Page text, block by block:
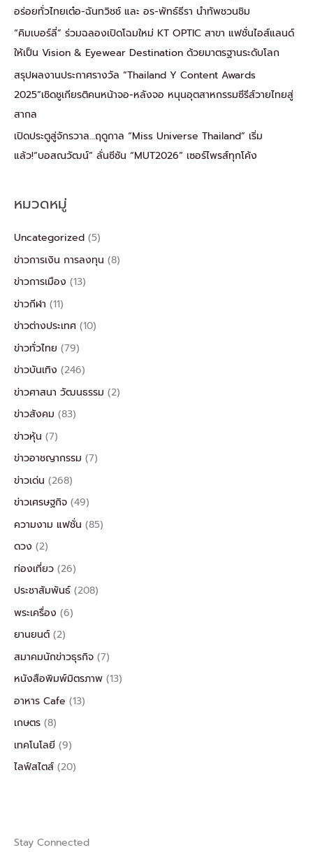
อร่อยทั่วไทยเต๋อ-ฉันทวิชช์ และ อร-พัทธ์ธีรา นำทัพชวนชิม
“คิมเบอร์ลี่” ร่วมฉลองเปิดโฉมใหม่ KT OPTIC สาขา แฟชั่นไอส์แลนด์
ให้เป็น Vision & Eyewear Destination ด้วยมาตรฐานระดับโลก
สรุปผลงานประกาศรางวัล “Thailand Y Content Awards
2025”เชิดชูเกียรติคนหน้าจอ-หลังจอ หนุนอุตสาหกรรมซีรีส์วายไทยสู่
สากล
เปิดประตูสู่จักรวาล…ฤดูกาล “Miss Universe Thailand” เริ่ม
แล้ว!“บอสณวัฒน์” ลั่นซีซัน “MUT2026” เซอร์ไพรส์ทุกโค้ง
หมวดหมู่
Uncategorized (5)
ข่าวการเงิน การลงทุน (8)
ข่าวการเมือง (13)
ข่าวกีฬา (11)
ข่าวต่างประเทศ (10)
ข่าวทั่วไทย (79)
ข่าวบันเทิง (246)
ข่าวศาสนา วัฒนธรรม (2)
ข่าวสังคม (83)
ข่าวหุ้น (7)
ข่าวอาชญากรรม (7)
ข่าวเด่น (268)
ข่าวเศรษฐกิจ (49)
ความงาม แฟชั่น (85)
ดวง (2)
ท่องเที่ยว (26)
ประชาสัมพันธ์ (208)
พระเครื่อง (6)
ยานยนต์ (2)
สมาคมนักข่าวธุรกิจ (7)
หนังสือพิมพ์มิตรภาพ (13)
อาหาร Cafe (13)
เกษตร (8)
เทคโนโลยี (9)
ไลฟ์สไตส์ (20)
Stay Connected